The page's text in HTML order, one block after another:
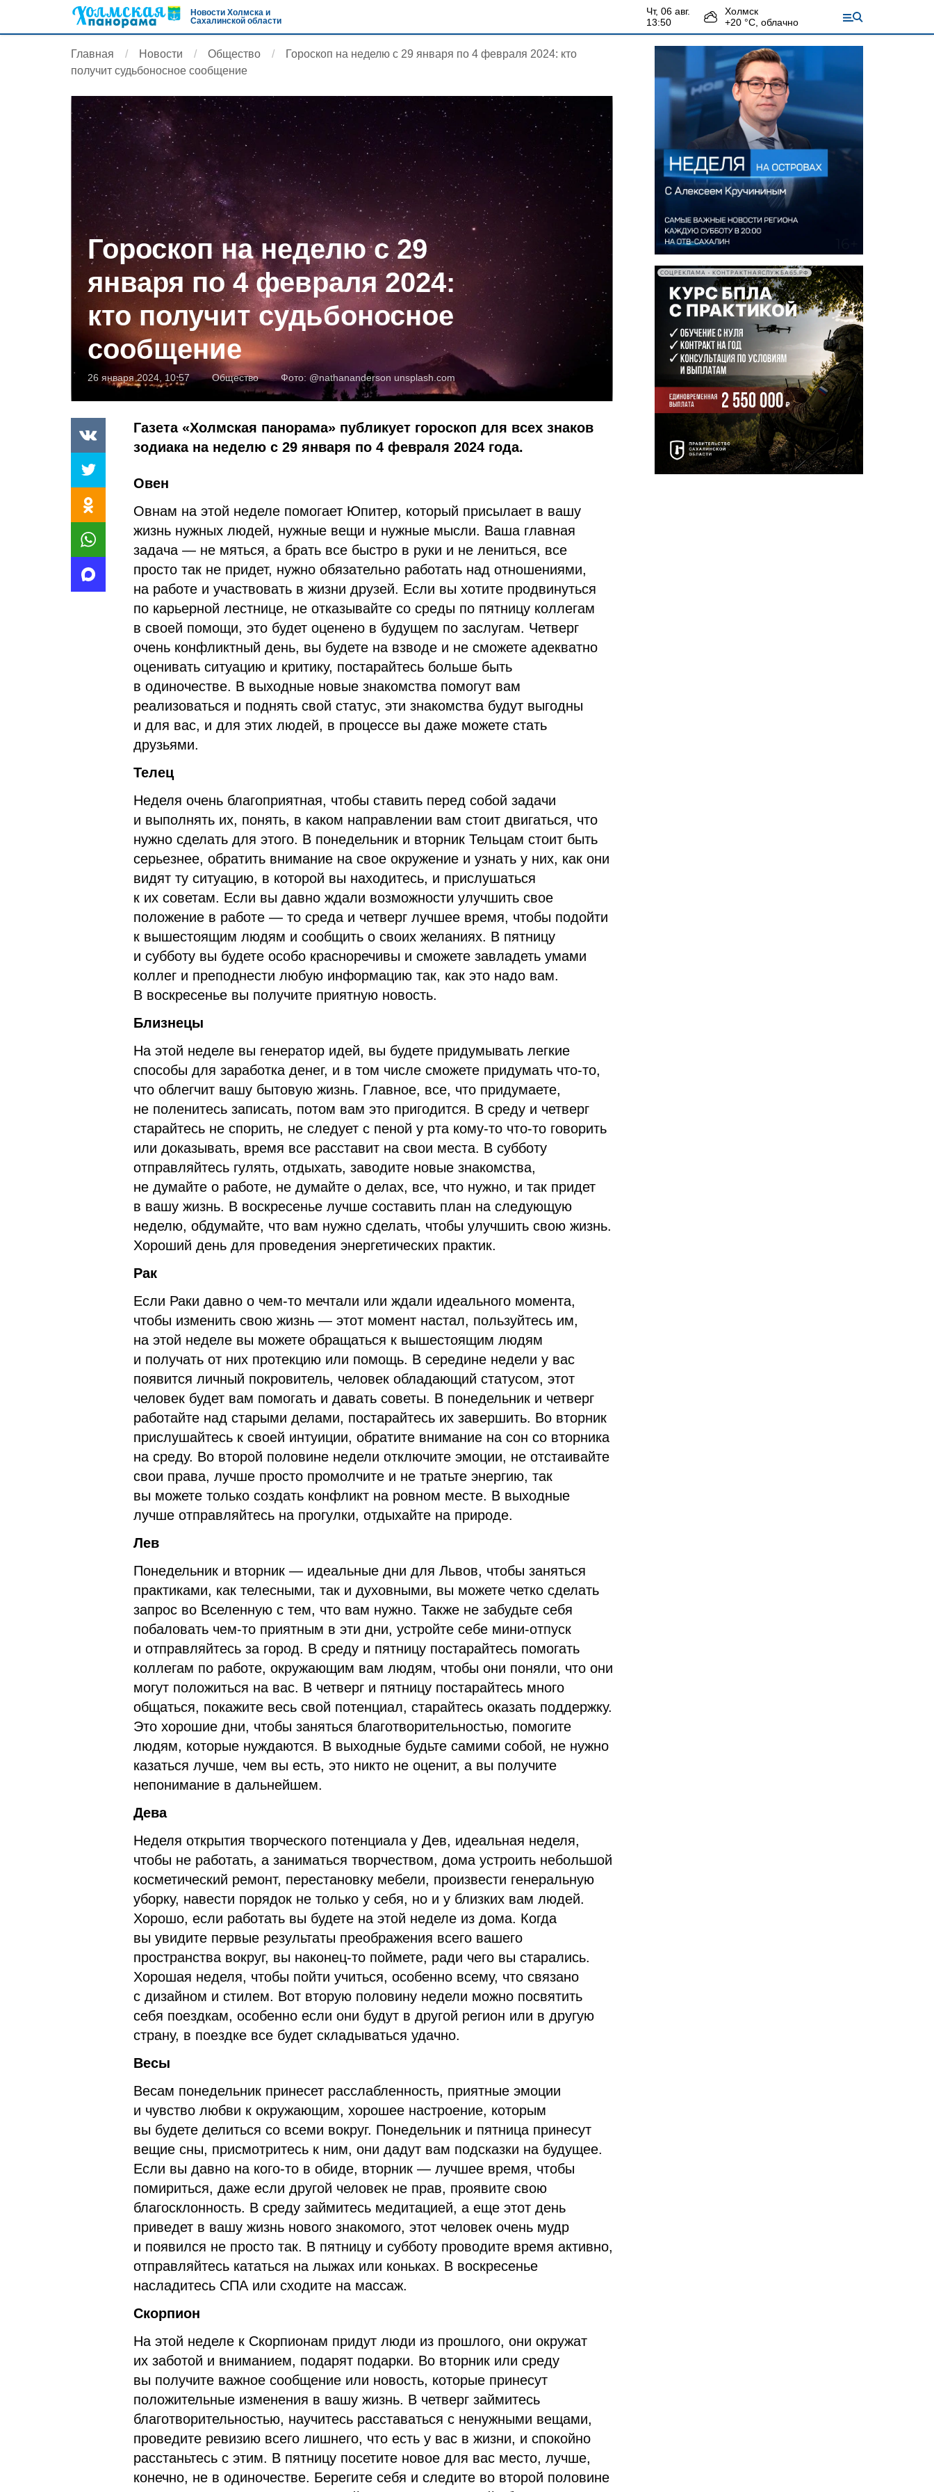
Новости Холмска и
Сахалинской области
чт, 06 авг.
13:50
Холмск
+20 °С, облачно
Главная Новости Общество
Гороскоп на неделю с 29 января по 4 февраля 2024: кто
получит судьбоносное сообщение
Гороскоп на неделю с 29
января по 4 февраля 2024:
кто получит судьбоносное
сообщение
26 января 2024, 10:57 Общество Фото: @nathananderson unsplash.com
Газета «Холмская панорама» публикует гороскоп для всех знаков
зодиака на неделю с 29 января по 4 февраля 2024 года.
Овен
Овнам на этой неделе помогает Юпитер, который присылает в вашу
жизнь нужных людей, нужные вещи и нужные мысли. Ваша главная
задача — не мяться, а брать все быстро в руки и не лениться, все
просто так не придет, нужно обязательно работать над отношениями,
на работе и участвовать в жизни друзей. Если вы хотите продвинуться
по карьерной лестнице, не отказывайте со среды по пятницу коллегам
в своей помощи, это будет оценено в будущем по заслугам. Четверг
очень конфликтный день, вы будете на взводе и не сможете адекватно
оценивать ситуацию и критику, постарайтесь больше быть
в одиночестве. В выходные новые знакомства помогут вам
реализоваться и поднять свой статус, эти знакомства будут выгодны
и для вас, и для этих людей, в процессе вы даже можете стать
друзьями.
Телец
Неделя очень благоприятная, чтобы ставить перед собой задачи
и выполнять их, понять, в каком направлении вам стоит двигаться, что
нужно сделать для этого. В понедельник и вторник Тельцам стоит быть
серьезнее, обратить внимание на свое окружение и узнать у них, как они
видят ту ситуацию, в которой вы находитесь, и прислушаться
к их советам. Если вы давно ждали возможности улучшить свое
положение в работе — то среда и четверг лучшее время, чтобы подойти
к вышестоящим людям и сообщить о своих желаниях. В пятницу
и субботу вы будете особо красноречивы и сможете завладеть умами
коллег и преподнести любую информацию так, как это надо вам.
В воскресенье вы получите приятную новость.
Близнецы
На этой неделе вы генератор идей, вы будете придумывать легкие
способы для заработка денег, и в том числе сможете придумать что-то,
что облегчит вашу бытовую жизнь. Главное, все, что придумаете,
не поленитесь записать, потом вам это пригодится. В среду и четверг
старайтесь не спорить, не следует с пеной у рта кому-то что-то говорить
или доказывать, время все расставит на свои места. В субботу
отправляйтесь гулять, отдыхать, заводите новые знакомства,
не думайте о работе, не думайте о делах, все, что нужно, и так придет
в вашу жизнь. В воскресенье лучше составить план на следующую
неделю, обдумайте, что вам нужно сделать, чтобы улучшить свою жизнь.
Хороший день для проведения энергетических практик.
Рак
Если Раки давно о чем-то мечтали или ждали идеального момента,
чтобы изменить свою жизнь — этот момент настал, пользуйтесь им,
на этой неделе вы можете обращаться к вышестоящим людям
и получать от них протекцию или помощь. В середине недели у вас
появится личный покровитель, человек обладающий статусом, этот
человек будет вам помогать и давать советы. В понедельник и четверг
работайте над старыми делами, постарайтесь их завершить. Во вторник
прислушайтесь к своей интуиции, обратите внимание на сон со вторника
на среду. Во второй половине недели отключите эмоции, не отстаивайте
свои права, лучше просто промолчите и не тратьте энергию, так
вы можете только создать конфликт на ровном месте. В выходные
лучше отправляйтесь на прогулки, отдыхайте на природе.
Лев
Понедельник и вторник — идеальные дни для Львов, чтобы заняться
практиками, как телесными, так и духовными, вы можете четко сделать
запрос во Вселенную с тем, что вам нужно. Также не забудьте себя
побаловать чем-то приятным в эти дни, устройте себе мини-отпуск
и отправляйтесь за город. В среду и пятницу постарайтесь помогать
коллегам по работе, окружающим вам людям, чтобы они поняли, что они
могут положиться на вас. В четверг и пятницу постарайтесь много
общаться, покажите весь свой потенциал, старайтесь оказать поддержку.
Это хорошие дни, чтобы заняться благотворительностью, помогите
людям, которые нуждаются. В выходные будьте самими собой, не нужно
казаться лучше, чем вы есть, это никто не оценит, а вы получите
непонимание в дальнейшем.
Дева
Неделя открытия творческого потенциала у Дев, идеальная неделя,
чтобы не работать, а заниматься творчеством, дома устроить небольшой
косметический ремонт, перестановку мебели, произвести генеральную
уборку, навести порядок не только у себя, но и у близких вам людей.
Хорошо, если работать вы будете на этой неделе из дома. Когда
вы увидите первые результаты преображения всего вашего
пространства вокруг, вы наконец-то поймете, ради чего вы старались.
Хорошая неделя, чтобы пойти учиться, особенно всему, что связано
с дизайном и стилем. Вот вторую половину недели можно посвятить
себя поездкам, особенно если они будут в другой регион или в другую
страну, в поездке все будет складываться удачно.
Весы
Весам понедельник принесет расслабленность, приятные эмоции
и чувство любви к окружающим, хорошее настроение, которым
вы будете делиться со всеми вокруг. Понедельник и пятница принесут
вещие сны, присмотритесь к ним, они дадут вам подсказки на будущее.
Если вы давно на кого-то в обиде, вторник — лучшее время, чтобы
помириться, даже если другой человек не прав, проявите свою
благосклонность. В среду займитесь медитацией, а еще этот день
приведет в вашу жизнь нового знакомого, этот человек очень мудр
и появился не просто так. В пятницу и субботу проводите время активно,
отправляйтесь кататься на лыжах или коньках. В воскресенье
насладитесь СПА или сходите на массаж.
Скорпион
На этой неделе к Скорпионам придут люди из прошлого, они окружат
их заботой и вниманием, подарят подарки. Во вторник или среду
вы получите важное сообщение или новость, которые принесут
положительные изменения в вашу жизнь. В четверг займитесь
благотворительностью, научитесь расставаться с ненужными вещами,
проведите ревизию всего лишнего, что есть у вас в жизни, и спокойно
расстаньтесь с этим. В пятницу посетите новое для вас место, лучше,
конечно, не в одиночестве. Берегите себя и следите во второй половине
СОЦРЕКЛАМА • КОНТРАКТНАЯСЛУЖБА65.РФ